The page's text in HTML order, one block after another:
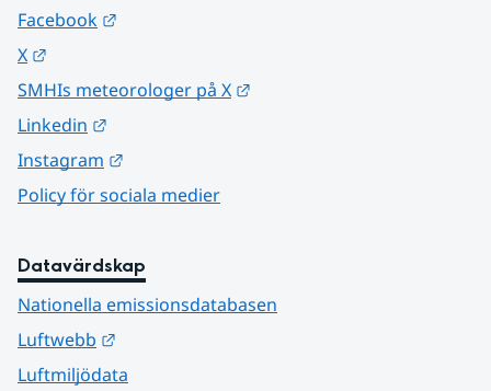
Facebook
X
SMHIs meteorologer på X
Linkedin
Instagram
Policy för sociala medier
Datavärdskap
Nationella emissionsdatabasen
Luftwebb
Luftmiljödata